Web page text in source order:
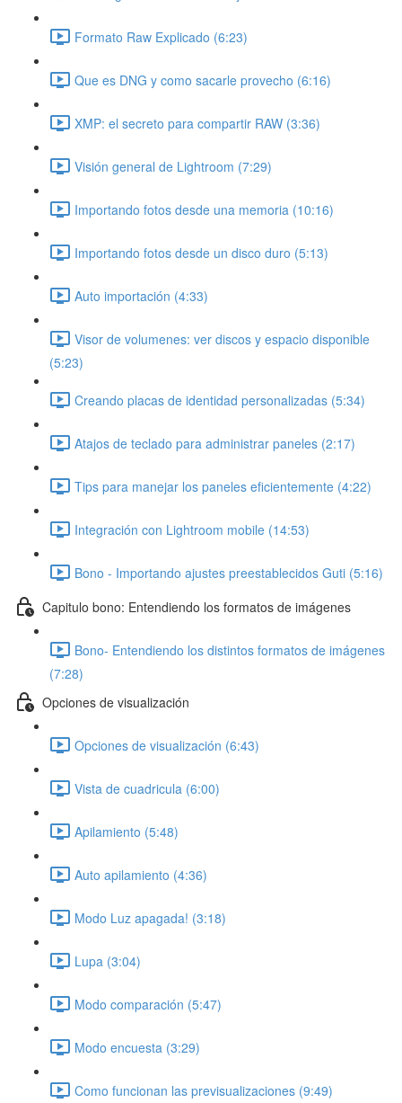
Formato Raw Explicado (6:23)
Que es DNG y como sacarle provecho (6:16)
XMP: el secreto para compartir RAW (3:36)
Visión general de Lightroom (7:29)
Importando fotos desde una memoria (10:16)
Importando fotos desde un disco duro (5:13)
Auto importación (4:33)
Visor de volumenes: ver discos y espacio disponible
(5:23)
Creando placas de identidad personalizadas (5:34)
Atajos de teclado para administrar paneles (2:17)
Tips para manejar los paneles eficientemente (4:22)
Integración con Lightroom mobile (14:53)
Bono - Importando ajustes preestablecidos Guti (5:16)
Capitulo bono: Entendiendo los formatos de imágenes
Bono- Entendiendo los distintos formatos de imágenes
(7:28)
Opciones de visualización
Opciones de visualización (6:43)
Vista de cuadricula (6:00)
Apilamiento (5:48)
Auto apilamiento (4:36)
Modo Luz apagada! (3:18)
Lupa (3:04)
Modo comparación (5:47)
Modo encuesta (3:29)
Como funcionan las previsualizaciones (9:49)